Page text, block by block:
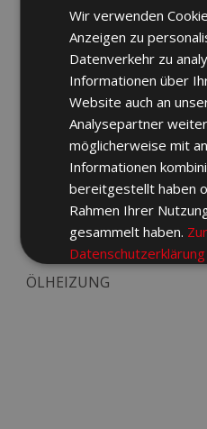
ÖLHEIZUNG
Wir verwenden
Anzeigen zu
Datenverkehr zu
Informationen über
Website auch an
Analysepartner
möglicherweise mit
Informationen
bereitgestellt haben
Rahmen Ihrer
gesammelt haben. Zur
Datenschutzerklärung